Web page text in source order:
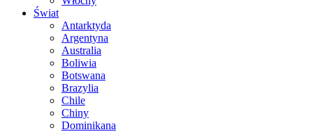
Świat
Antarktyda
Argentyna
Australia
Boliwia
Botswana
Brazylia
Chile
Chiny
Dominikana